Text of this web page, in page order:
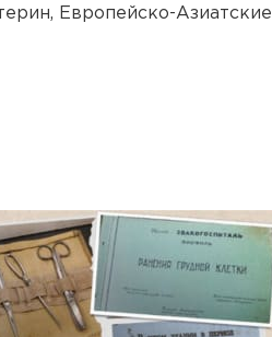
Европейско-Азиатские